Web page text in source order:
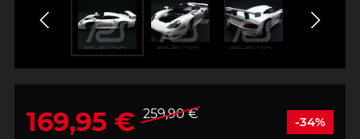
169,95 € 259,90 € -34%